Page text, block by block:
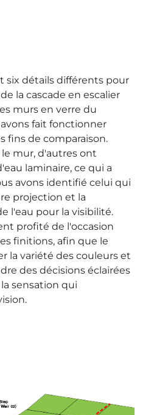
six détails différents pour
la cascade en escalier
murs en verre du
fait fonctionner
fins de comparaison.
mur, d'autres ont
laminaire, ce qui a
avons identifié celui qui
projection et la
l'eau pour la visibilité.
profité de l'occasion
finitions, afin que le
la variété des couleurs et
des décisions éclairées
sensation qui